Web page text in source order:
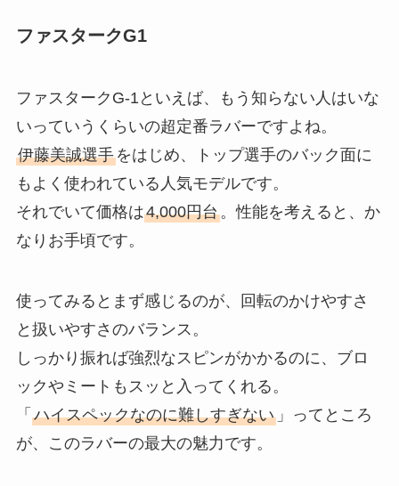
ファスタークG1
ファスタークG-1といえば、もう知らない人はいな
いっていうくらいの超定番ラバーですよね。
伊藤美誠選手をはじめ、トップ選手のバック面に
もよく使われている人気モデルです。
それでいて価格は4,000円台。性能を考えると、か
なりお手頃です。
使ってみるとまず感じるのが、回転のかけやすさ
と扱いやすさのバランス。
しっかり振れば強烈なスピンがかかるのに、ブロ
ックやミートもスッと入ってくれる。
「 ハイスペックなのに難しすぎない」ってところ
が、このラバーの最大の魅力です。